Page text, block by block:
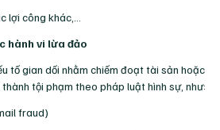
lợi công khác,…
hành vi lừa đảo
tố gian dối nhằm chiếm đoạt tài sản hoặc
tội phạm theo pháp luật hình sự, như:
fraud)